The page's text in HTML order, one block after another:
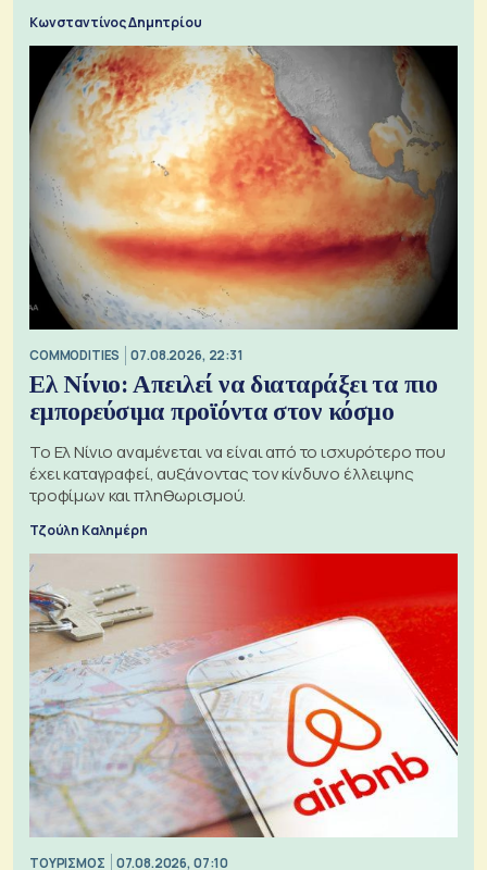
Κωνσταντίνος Δημητρίου
COMMODITIES 07.08.2026, 22:31
Ελ Νίνιο: Απειλεί να διαταράξει τα πιο
εμπορεύσιμα προϊόντα στον κόσμο
Το Ελ Νίνιο αναμένεται να είναι από το ισχυρότερο που
έχει καταγραφεί, αυξάνοντας τον κίνδυνο έλλειψης
τροφίμων και πληθωρισμού.
Τζούλη Καλημέρη
ΤΟΥΡΙΣΜΟΣ 07.08.2026, 07:10